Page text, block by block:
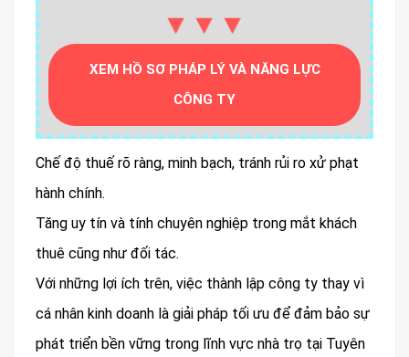
▼▼▼
XEM HỒ SƠ PHÁP LÝ VÀ NĂNG LỰC
CÔNG TY
Chế độ thuế rõ ràng, minh bạch, tránh rủi ro xử phạt
hành chính.
Tăng uy tín và tính chuyên nghiệp trong mắt khách
thuê cũng như đối tác.
Với những lợi ích trên, việc thành lập công ty thay vì
cá nhân kinh doanh là giải pháp tối ưu để đảm bảo sự
phát triển bền vững trong lĩnh vực nhà trọ tại Tuyên